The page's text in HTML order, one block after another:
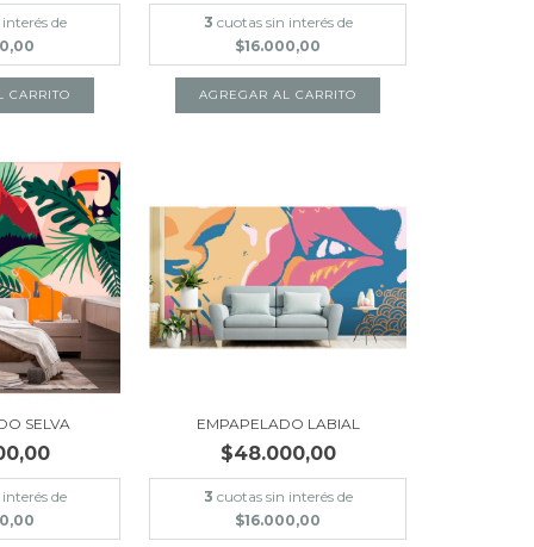
de
CARRITO
3 cuotas sin interés de
$16.000,00
AGREGAR AL CARRITO
SELVA
de
EMPAPELADO LABIAL
$48.000,00
3 cuotas sin interés de
$16.000,00